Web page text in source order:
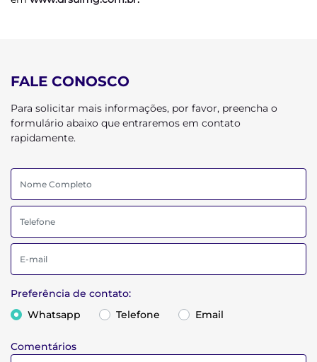
FALE CONOSCO
Para solicitar mais informações, por favor, preencha o
formulário abaixo que entraremos em contato
rapidamente.
Preferência de contato:
Whatsapp
Telefone Email
Comentários